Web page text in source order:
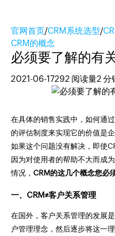
官网首页/CRM系统选型/
CRM的概念
必须要了解的有
2021-06-17292 阅读量2 分
在具体的销售实践中，如何通过
的评估制度来实现它的价值是
如果这个问题没有解决，即使
因为对使用者的帮助不大而成
情况，CRM的这几个概念您必
一、CRM≠客户关系管理
在国外，客户关系管理的发展
户管理理念，然后逐步将这一